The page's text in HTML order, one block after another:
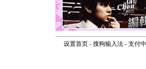
设置首页- 搜狗输入法- 支付